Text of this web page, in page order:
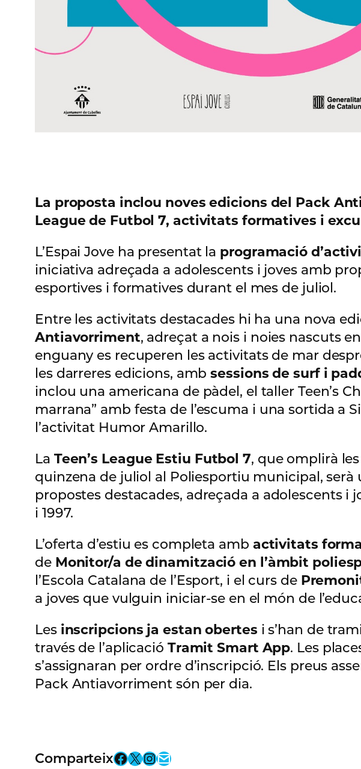
La proposta inclou noves edicions del Pack
League de Futbol 7, activitats formatives i
L’Espai Jove ha presentat la programació
iniciativa adreçada a adolescents i joves amb
esportives i formatives durant el mes de juliol.
Entre les activitats destacades hi ha una nova
Antiavorriment, adreçat a nois i noies nascuts
enguany es recuperen les activitats de mar
les darreres edicions, ambsessions de surf i
inclou una americana de pàdel, el taller Teen’s
marrana” amb festa de l’escuma i una sortida a
l’activitat Humor Amarillo.
La Teen’s League Estiu Futbol 7, que omplirà
quinzena de juliol al Poliesportiu municipal, serà
propostes destacades, adreçada a adolescents i
i 1997.
L’oferta d’estiu es completa amb activitats
de Monitor/a de dinamització en l’àmbit
l’Escola Catalana de l’Esport, i el curs de
a joves que vulguin iniciar-se en el món de
Lesinscripcions ja estan obertes i s’han de
través de l’aplicació Tramit Smart App. Les
s’assignaran per ordre d’inscripció. Els preus
Pack Antiavorriment són per dia.
ComparteixFacebook X InstagramEmail